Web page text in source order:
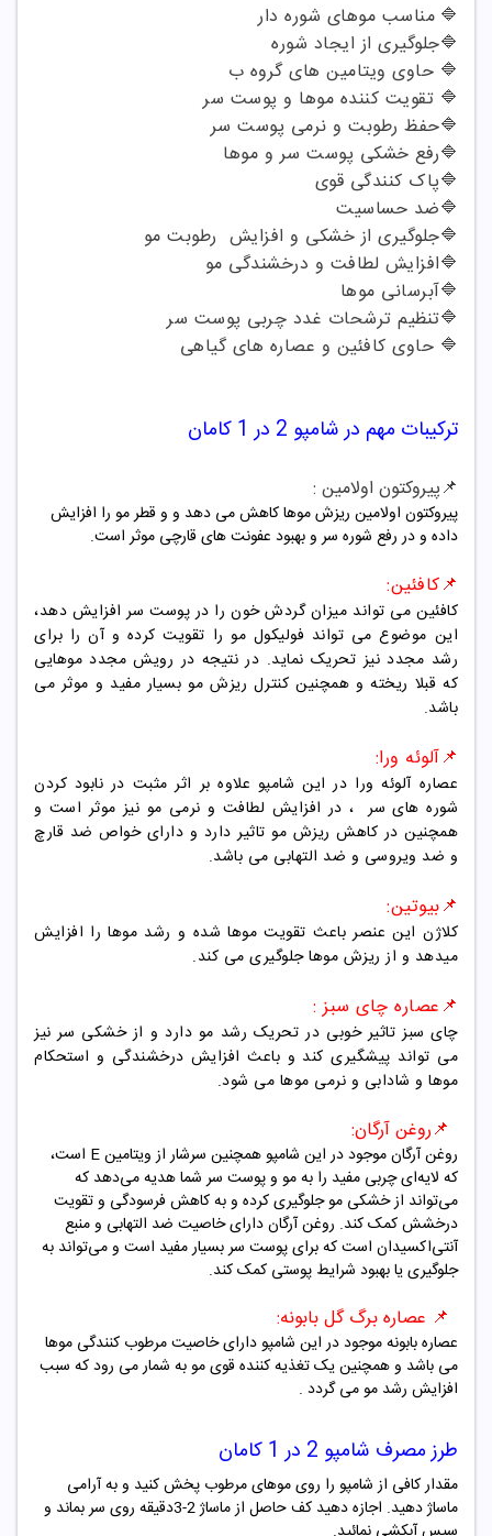
🔷 مناسب موهای شوره دار
🔷جلوگیری از ایجاد شوره
🔷 حاوی ویتامین های گروه ب
🔷 تقویت کننده موها و پوست سر
🔷حفظ رطوبت و نرمی پوست سر
🔷رفع خشکی پوست سر و موها
🔷پاک کنندگی قوی
🔷ضد حساسیت
🔷جلوگیری از خشکی و افزایش رطوبت مو
🔷افزایش لطافت و درخشندگی مو
🔷آبرسانی موها
🔷تنظیم ترشحات غدد چربی پوست سر
🔷 حاوی کافئین و عصاره های گیاهی
ترکیبات مهم در شامپو 2 در 1 کامان
📌پیروکتون اولامین :
پیروکتون اولامین ریزش موها کاهش می دهد و و قطر مو را افزایش
داده و در رفع شوره سر و بهبود عفونت های قارچی موثر است.
📌کافئین:
کافئین می تواند میزان گردش خون را در پوست سر افزایش دهد،
این موضوع می تواند فولیکول مو را تقویت کرده و آن را برای
رشد مجدد نیز تحریک نماید. در نتیجه در رویش مجدد موهایی
که قبلا ریخته و همچنین کنترل ریزش مو بسیار مفید و موثر می
باشد.
📌آلوئه ورا:
عصاره آلوئه ورا در این شامپو علاوه بر اثر مثبت در نابود کردن
شوره های سر ، در افزایش لطافت و نرمی مو نیز موثر است و
همچنین در کاهش ریزش مو تاثیر دارد و دارای خواص ضد قارچ
و ضد ویروسی و ضد التهابی می باشد.
📌بیوتین:
کلاژن این عنصر باعث تقویت موها شده و رشد موها را افزایش
میدهد و از ریزش موها جلوگیری می کند.
📌عصاره چای سبز :
چای سبز تاثیر خوبی در تحریک رشد مو دارد و از خشکی سر نیز
می تواند پیشگیری کند و باعث افزایش درخشندگی و استحکام
موها و شادابی و نرمی موها می شود.
📌روغن آرگان:
روغن آرگان موجود در این شامپو همچنین سرشار از ویتامینE است،
که لایه‌ای چربی مفید را به مو و پوست سر شما هدیه می‌دهد که
می‌تواند از خشکی مو جلوگیری کرده و به کاهش فرسودگی و تقویت
درخشش کمک کند. روغن آرگان دارای خاصیت ضد التهابی و منبع
آنتی‌اکسیدان است که برای پوست سر بسیار مفید است و می‌تواند به
جلوگیری یا بهبود شرایط پوستی کمک کند.
📌 عصاره برگ گل بابونه:
عصاره بابونه موجود در این شامپو دارای خاصیت مرطوب کنندگی موها
می باشد و همچنین یک تغذیه کننده قوی مو به شمار می رود که سبب
افزایش رشد مو می گردد .
طرز مصرف شامپو 2 در 1 کامان
مقدار کافی از شامپو را روی موهای مرطوب پخش کنید و به آرامی
ماساژ دهید. اجازه دهید کف حاصل از ماساژ 2-3دقیقه روی سر بماند و